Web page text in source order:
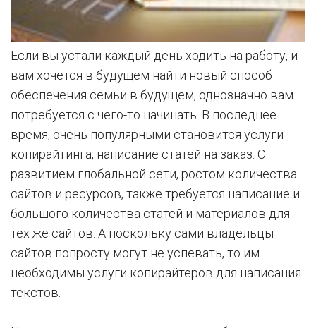
Если вы устали каждый день ходить на работу, и
вам хочется в будущем найти новый способ
обеспечения семьи в будущем, однозначно вам
потребуется с чего-то начинать. В последнее
время, очень популярными становится услуги
копирайтинга, написание статей на заказ. С
развитием глобальной сети, ростом количества
сайтов и ресурсов, также требуется написание и
большого количества статей и материалов для
тех же сайтов. А поскольку сами владельцы
сайтов попросту могут не успевать, то им
необходимы услуги копирайтеров для написания
текстов.